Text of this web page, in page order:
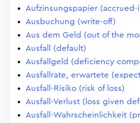
Aufzinsungspapier
Ausbuchung (write-off)
Aus dem Geld (out of the
Ausfall (default)
Ausfallgeld (deficiency
Ausfallrate, erwartete
Ausfall-Risiko (risk of loss)
Ausfall-Verlust (loss given
Ausfall-Wahrscheinlichkeit